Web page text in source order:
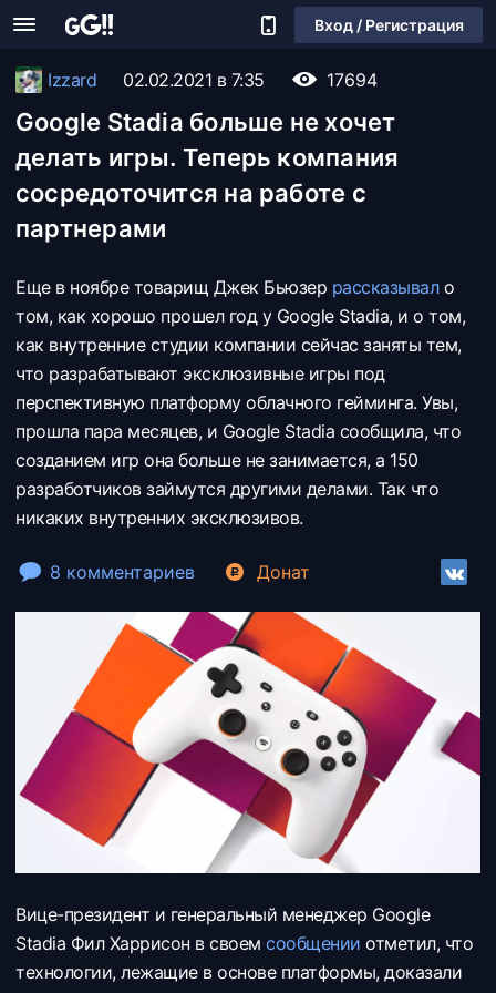
Вход / Регистрация
Izzard 02.02.2021 в 7:35 17694
Google Stadia больше не хочет
делать игры. Теперь компания
сосредоточится на работе с
партнерами
Еще в ноябре товарищ Джек Бьюзер рассказывало
том, как хорошо прошел год у Google Stadia, и о том,
как внутренние студии компании сейчас заняты тем,
что разрабатывают эксклюзивные игры под
перспективную платформу облачного гейминга. Увы,
прошла пара месяцев, и Google Stadia сообщила, что
созданием игр она больше не занимается, а 150
разработчиков займутся другими делами. Так что
никаких внутренних эксклюзивов.
8 комментариев Донат
Вице-президент и генеральный менеджер Google
Stadia Фил Харрисон в своем сообщении отметил, что
технологии, лежащие в основе платформы, доказали